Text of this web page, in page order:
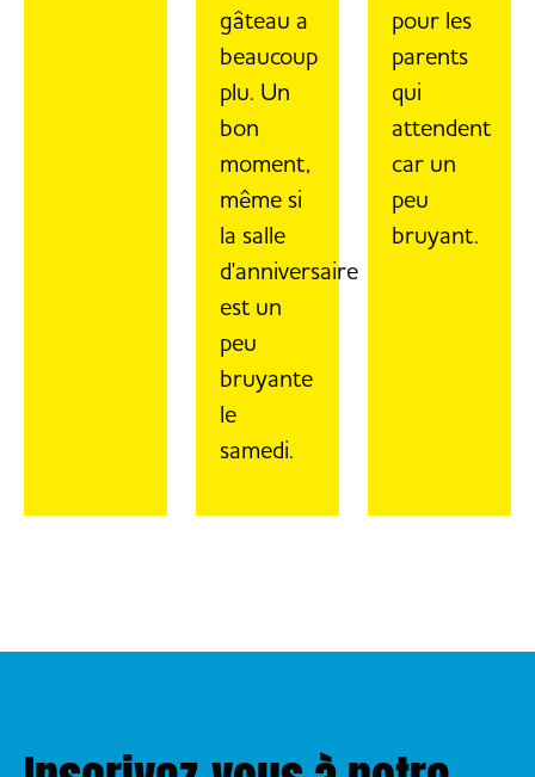
gâteau a
beaucoup
plu. Un
bon
moment,
même si
la salle
d'anniversaire
est un
peu
bruyante
le
samedi.
pour les
parents
qui
attendent
car un
peu
bruyant.